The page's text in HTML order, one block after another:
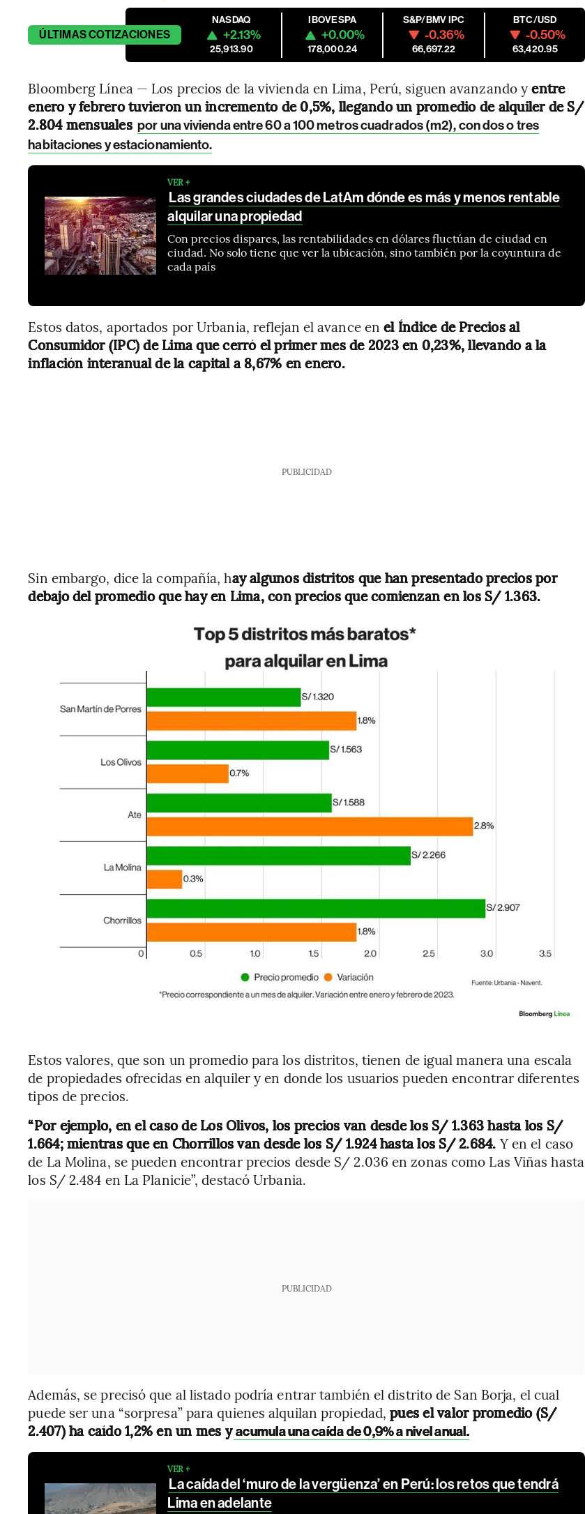
ÚLTIMASCOTIZACIONES
NASDAQ
+2.13%
25,913.90
IBOVESPA
+0.00%
178,000.24
S&P/BMV IPC
-0.36%
66,697.22
BTC/USD
-0.50%
63,420.95
Bloomberg Línea — Los precios de la vivienda en Lima, Perú, siguen avanzando yentre
enero y febrero tuvieron un incremento de 0,5%, llegando un promedio de alquiler de S/
2.804 mensuales por una vivienda entre 60 a 100 metros cuadrados (m2), con dos o tres
habitaciones y estacionamiento.
VER +
Las grandes ciudades de LatAm dónde es más y menos rentable
alquilar una propiedad
Con precios dispares, las rentabilidades en dólares fluctúan de ciudad en
ciudad. No solo tiene que ver la ubicación, sino también por la coyuntura de
cada país
Estos datos, aportados por Urbania, reflejan el avance enel Índice de Precios al
Consumidor (IPC) de Lima que cerró el primer mes de 2023 en 0,23%, llevando a la
inflación interanual de la capital a 8,67% en enero.
PUBLICIDAD
Sin embargo, dice la compañía, hay algunos distritos que han presentado precios por
debajo del promedio que hay en Lima, con precios que comienzan en los S/ 1.363.
Estos valores, que son un promedio para los distritos, tienen de igual manera una escala
de propiedades ofrecidas en alquiler y en donde los usuarios pueden encontrar diferentes
tipos de precios.
“Por ejemplo, en el caso de Los Olivos, los precios van desde los S/ 1.363 hasta los S/
1.664; mientras que en Chorrillos van desde los S/ 1.924 hasta los S/ 2.684. Y en el caso
de La Molina, se pueden encontrar precios desde S/ 2.036 en zonas como Las Viñas hasta
los S/ 2.484 en La Planicie”, destacó Urbania.
PUBLICIDAD
Además, se precisó que al listado podría entrar también el distrito de San Borja, el cual
puede ser una “sorpresa” para quienes alquilan propiedad, pues el valor promedio (S/
2.407) ha caído 1,2% en un mes y acumula una caída de 0,9% a nivel anual.
VER +
La caída del ‘muro de la vergüenza’ en Perú: los retos que tendrá
Lima en adelante